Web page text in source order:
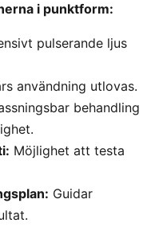
i punktform:
pulserande ljus
användning utlovas.
behandling
Möjlighet att testa
Guidar